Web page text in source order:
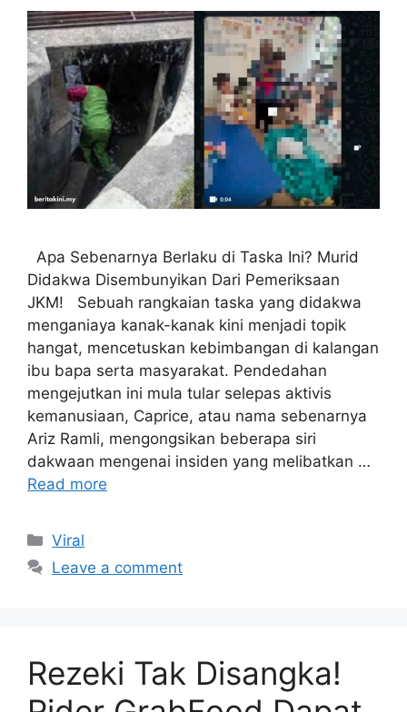
Apa Sebenarnya Berlaku di Taska Ini? Murid
Didakwa Disembunyikan Dari Pemeriksaan
JKM! Sebuah rangkaian taska yang didakwa
menganiaya kanak-kanak kini menjadi topik
hangat, mencetuskan kebimbangan di kalangan
ibu bapa serta masyarakat. Pendedahan
mengejutkan ini mula tular selepas aktivis
kemanusiaan, Caprice, atau nama sebenarnya
Ariz Ramli, mengongsikan beberapa siri
dakwaan mengenai insiden yang melibatkan …
Read more
Categories
Viral
Leave a comment
Rezeki Tak Disangka!